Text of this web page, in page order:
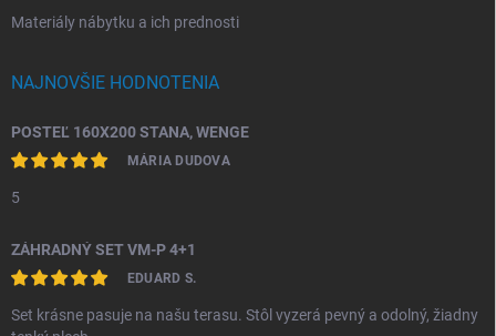
Materiály nábytku a ich prednosti
NAJNOVŠIE HODNOTENIA
POSTEĽ 160X200 STANA, WENGE
MÁRIA DUDOVA
5
ZÁHRADNÝ SET VM-P 4+1
EDUARD S.
Set krásne pasuje na našu terasu. Stôl vyzerá pevný a odolný, žiadny